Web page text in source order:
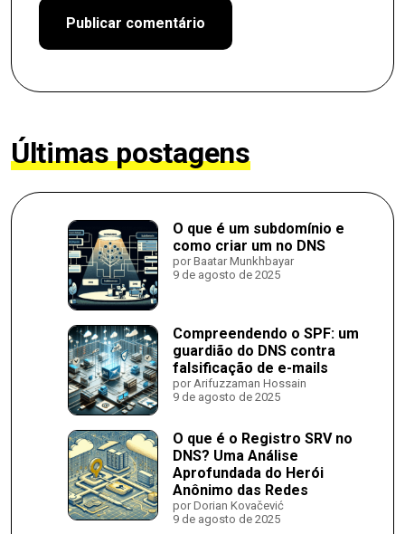
Últimas postagens
O que é um subdomínio e
como criar um no DNS
por Baatar Munkhbayar
9 de agosto de 2025
Compreendendo o SPF: um
guardião do DNS contra
falsificação de e-mails
por Arifuzzaman Hossain
9 de agosto de 2025
O que é o Registro SRV no
DNS? Uma Análise
Aprofundada do Herói
Anônimo das Redes
por Dorian Kovačević
9 de agosto de 2025